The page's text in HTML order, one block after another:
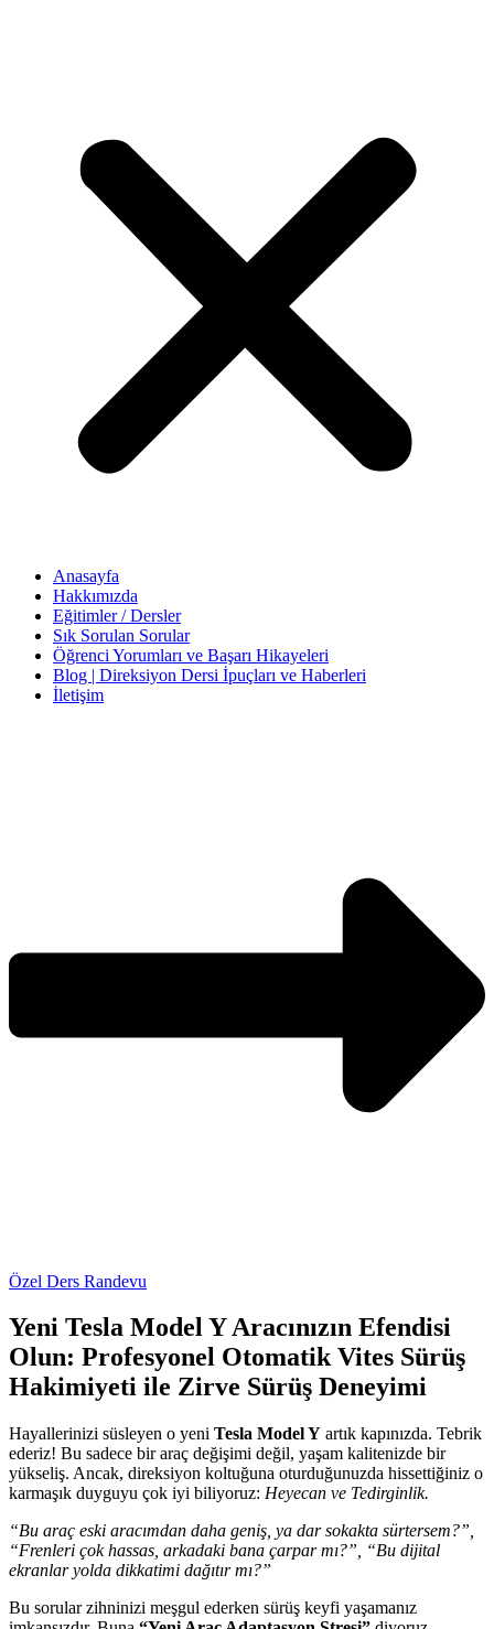
Anasayfa
Hakkımızda
Eğitimler / Dersler
Sık Sorulan Sorular
Öğrenci Yorumları ve Başarı Hikayeleri
Blog | Direksiyon Dersi İpuçları ve Haberleri
İletişim
Özel Ders Randevu
Yeni Tesla Model Y Aracınızın Efendisi
Olun: Profesyonel Otomatik Vites Sürüş
Hakimiyeti ile Zirve Sürüş Deneyimi
Hayallerinizi süsleyen o yeni Tesla Model Y artık kapınızda. Tebrik
ederiz! Bu sadece bir araç değişimi değil, yaşam kalitenizde bir
yükseliş. Ancak, direksiyon koltuğuna oturduğunuzda hissettiğiniz o
karmaşık duyguyu çok iyi biliyoruz: Heyecan ve Tedirginlik.
“Bu araç eski aracımdan daha geniş, ya dar sokakta sürtersem?”,
“Frenleri çok hassas, arkadaki bana çarpar mı?”, “Bu dijital
ekranlar yolda dikkatimi dağıtır mı?”
Bu sorular zihninizi meşgul ederken sürüş keyfi yaşamanız